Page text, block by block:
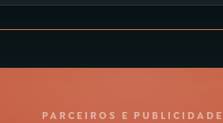
PARCEIROS E PUBLICIDADE